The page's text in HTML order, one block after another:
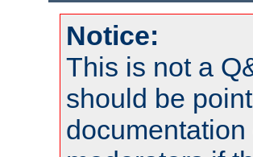
Notice:
This is not a
should be